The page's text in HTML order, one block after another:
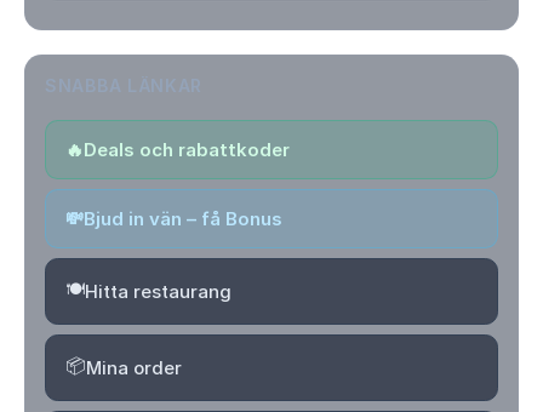
🔥Deals och rabattkoder
💸Bjud in vän – få Bonus
🍽️Hitta restaurang
📦Mina order